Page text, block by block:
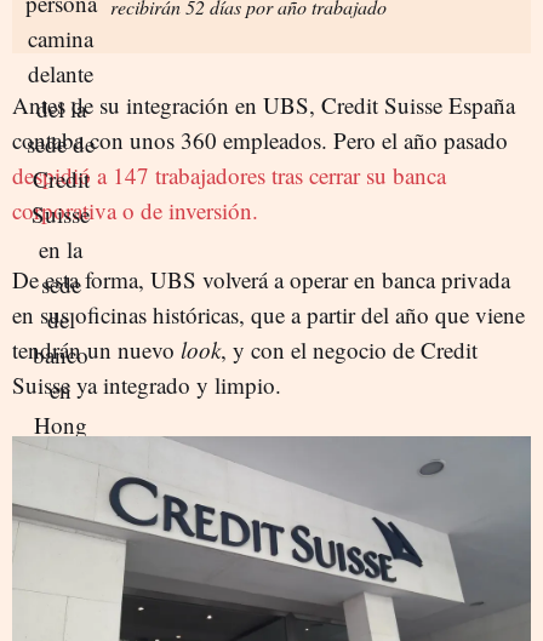
recibirán 52 días por año trabajado
Antes de su integración en UBS, Credit Suisse España
contaba con unos 360 empleados. Pero el año pasado
despidió a 147 trabajadores tras cerrar su banca
corporativa o de inversión.
De esta forma, UBS volverá a operar en banca privada
en sus oficinas históricas, que a partir del año que viene
tendrán un nuevo look, y con el negocio de Credit
Suisse ya integrado y limpio.